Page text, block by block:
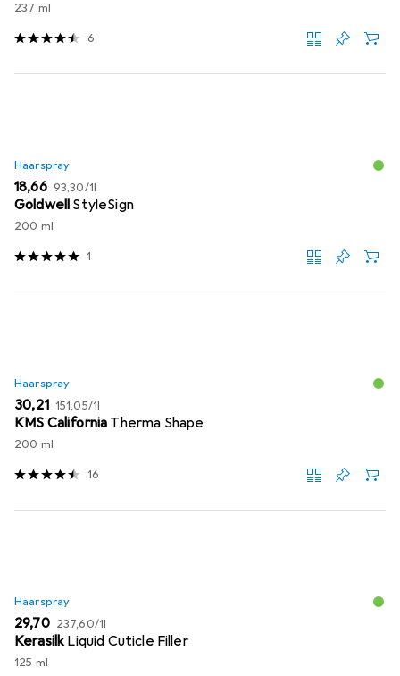
237 ml
6
Haarspray
EUR
18,66 EUR
93,30/1l
Goldwell StyleSign
200 ml
1
Haarspray
EUR
30,21 EUR
151,05/1l
KMS California Therma Shape
200 ml
16
Haarspray
EUR
29,70 EUR
237,60/1l
KerasilkLiquid Cuticle Filler
125 ml